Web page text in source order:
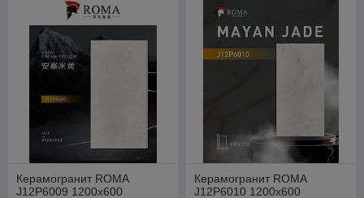
Керамогранит ROMA
J12P6009 1200x600
Керамогранит ROMA
J12P6010 1200x600